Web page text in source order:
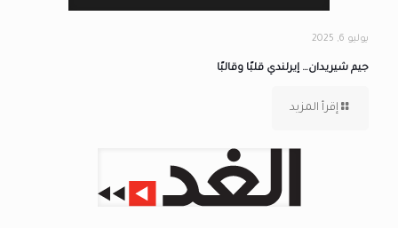
يوليو 6, 2025
جيم شيريدان… إيرلندي قلبًا وقالبًا
إقرأ المزيد